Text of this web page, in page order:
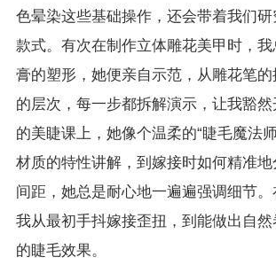
色晕染这些基础操作，还会带着我们
款式。有次在制作立体雕花美甲时，
膏的塑形，她便亲自示范，从雕花笔
的层次，每一步都拆解演示，让我豁
的美睫课上，她像个温柔的“睫毛魔法
材质的特性讲解，到嫁接时如何精准地
间距，她总是耐心地一遍遍强调细节。
我从最初手抖嫁接歪扭，到能做出自
的睫毛效果。